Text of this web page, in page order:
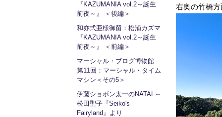
『KAZUMANIA vol.2～誕生
前夜～』 ＜後編＞
和亦弍亜様御留：松浦カズマ
『KAZUMANIA vol.2～誕生
前夜～』 ＜前編＞
マーシャル・ブログ博物館
第11回：マーシャル・タイム
マシン＜その5＞
伊藤ショボン太一のNATAL～
松田聖子『Seiko's
Fairyland』より
右奥の竹橋